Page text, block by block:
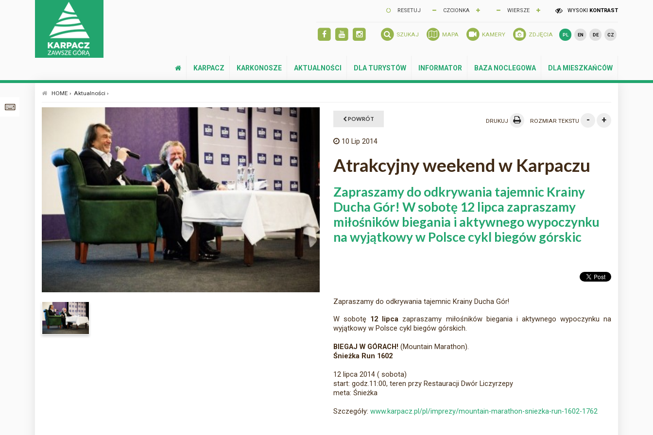
RESETUJ CZCIONKA WIERSZE WYSOKI KONTRAST
SZUKAJ MAPA KAMERY ZDJĘCIA PL EN DE CZ
KARPACZ KARKONOSZE AKTUALNOŚCI DLA TURYSTÓW INFORMATOR BAZA NOCLEGOWA DLA MIESZKAŃCÓW
HOME › Aktualności ›
POWRÓT DRUKUJ ROZMIAR TEKSTU - +
10 Lip 2014
Atrakcyjny weekend w Karpaczu
Zapraszamy do odkrywania tajemnic Krainy
Ducha Gór! W sobotę 12 lipca zapraszamy
miłośników biegania i aktywnego wypoczynku
na wyjątkowy w Polsce cykl biegów górskic
Zapraszamy do odkrywania tajemnic Krainy Ducha Gór!
W sobotę 12 lipca zapraszamy miłośników biegania i aktywnego wypoczynku na
wyjątkowy w Polsce cykl biegów górskich.
BIEGAJ W GÓRACH! (Mountain Marathon).
Śnieżka Run 1602
12 lipca 2014 ( sobota)
start: godz.11:00, teren przy Restauracji Dwór Liczyrzepy
meta: Śnieżka
Szczegóły: www.karpacz.pl/pl/imprezy/mountain-marathon-sniezka-run-1602-1762